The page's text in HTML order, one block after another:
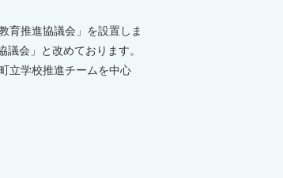
育推進協議会」を設置しま
会」と改めております。
立学校推進チームを中心